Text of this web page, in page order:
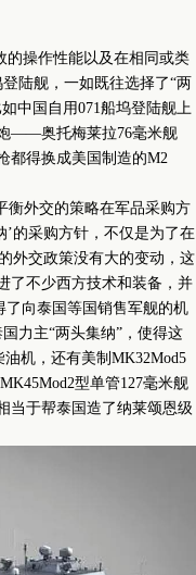
操作性能以及在相同或类
陆舰，一如既往选择了“两
中国自用071船坞登陆舰上
——奥托梅莱拉76毫米舰
都得换成美国制造的M2
外交的策略在军品采购方
的采购方针，不仅是为了在
外交政策没有大的变动，这
了不少西方技术和装备，并
了向泰国等国销售军舰的机
力主“两头集纳”，使得这
机，还有美制MK32Mod5
型单管127毫米舰
当于帮泰国造了纳莱颂恩级